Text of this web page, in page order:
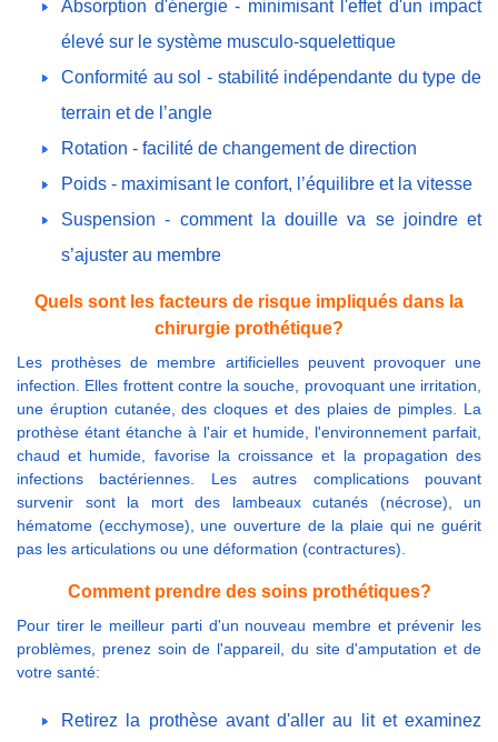
Absorption d'énergie - minimisant l'effet d'un impact
élevé sur le système musculo-squelettique
Conformité au sol - stabilité indépendante du type de
terrain et de l’angle
Rotation - facilité de changement de direction
Poids - maximisant le confort, l’équilibre et la vitesse
Suspension - comment la douille va se joindre et
s’ajuster au membre
Quels sont les facteurs de risque impliqués dans la
chirurgie prothétique?
Les prothèses de membre artificielles peuvent provoquer une
infection. Elles frottent contre la souche, provoquant une irritation,
une éruption cutanée, des cloques et des plaies de pimples. La
prothèse étant étanche à l'air et humide, l'environnement parfait,
chaud et humide, favorise la croissance et la propagation des
infections bactériennes. Les autres complications pouvant
survenir sont la mort des lambeaux cutanés (nécrose), un
hématome (ecchymose), une ouverture de la plaie qui ne guérit
pas les articulations ou une déformation (contractures).
Comment prendre des soins prothétiques?
Pour tirer le meilleur parti d'un nouveau membre et prévenir les
problèmes, prenez soin de l'appareil, du site d'amputation et de
votre santé:
Retirez la prothèse avant d'aller au lit et examinez